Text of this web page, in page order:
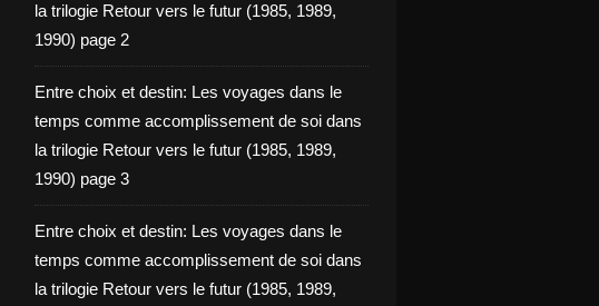
la trilogie Retour vers le futur (1985, 1989,
1990) page 2
Entre choix et destin: Les voyages dans le
temps comme accomplissement de soi dans
la trilogie Retour vers le futur (1985, 1989,
1990) page 3
Entre choix et destin: Les voyages dans le
temps comme accomplissement de soi dans
la trilogie Retour vers le futur (1985, 1989,